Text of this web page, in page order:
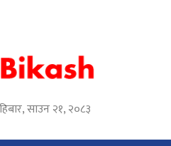
साउन २१, २०८३